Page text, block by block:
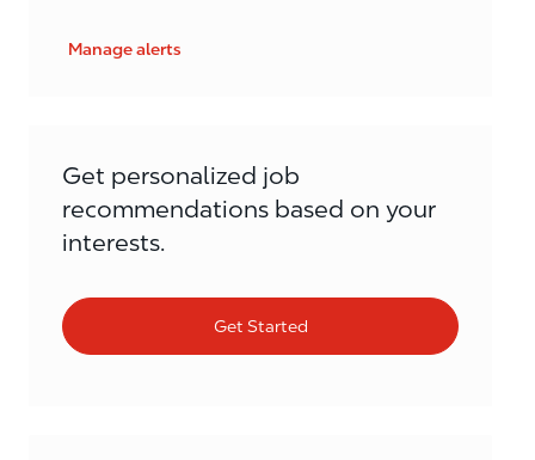
Manage alerts
Get personalized job
recommendations based on your
interests.
Get Started